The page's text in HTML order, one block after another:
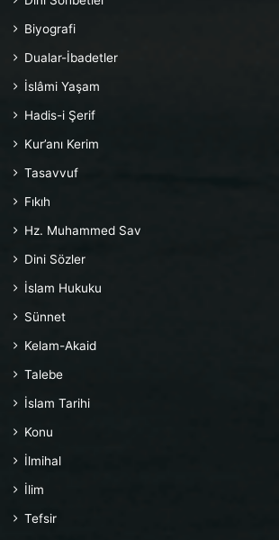
Biyografi
Dualar-İbadetler
İslâmi Yaşam
Hadis-i Şerif
Kur’anı Kerim
Tasavvuf
Fıkıh
Hz. Muhammed Sav
Dini Sözler
İslam Hukuku
Sünnet
Kelam-Akaid
Talebe
İslam Tarihi
Konu
İlmihal
İlim
Tefsir